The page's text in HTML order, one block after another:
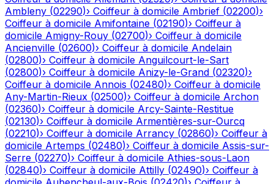
Ambleny (02290)› Coiffeur à domicile Ambrief (02200)›
Coiffeur à domicile Amifontaine (02190)› Coiffeur à
domicile Amigny-Rouy (02700)› Coiffeur à domicile
Ancienville (02600)› Coiffeur à domicile Andelain
(02800)› Coiffeur à domicile Anguilcourt-le-Sart
(02800)› Coiffeur à domicile Anizy-le-Grand (02320)›
Coiffeur à domicile Annois (02480)› Coiffeur à domicile
Any-Martin-Rieux (02500)› Coiffeur à domicile Archon
(02360)› Coiffeur à domicile Arcy-Sainte-Restitue
(02130)› Coiffeur à domicile Armentières-sur-Ourcq
(02210)› Coiffeur à domicile Arrancy (02860)› Coiffeur à
domicile Artemps (02480)› Coiffeur à domicile Assis-sur-
Serre (02270)› Coiffeur à domicile Athies-sous-Laon
(02840)› Coiffeur à domicile Attilly (02490)› Coiffeur à